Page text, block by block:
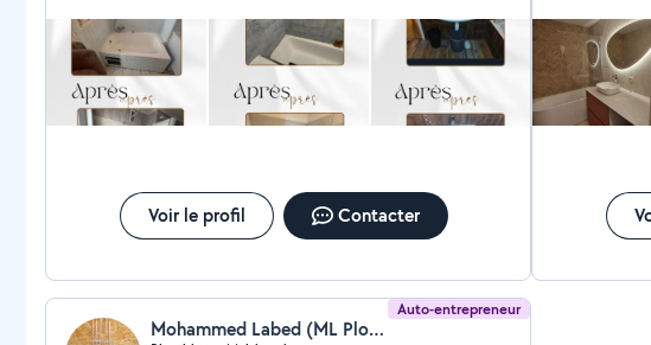
Voir le profil Contacter
N'hésitez à
Auto-entrepreneur
Mohammed Labed (ML Plomberie)